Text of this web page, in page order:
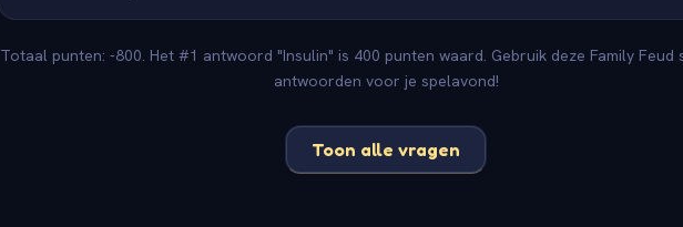
Totaal punten: -800. Het #1 antwoord "Insulin" is 400 punten waard. Gebruik deze Family Feud
antwoorden voor je spelavond!
Toon alle vragen